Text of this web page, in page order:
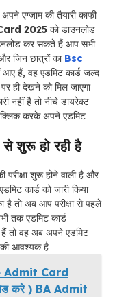
एग्जाम की तैयारी काफी
2025 को डाउनलोड
कर सकते हैं आप सभी
जिन छात्रों का Bsc
हैं, वह एडमिट कार्ड जल्द
ही देखने को मिल जाएगा
नहीं है तो नीचे डायरेक्ट
क्लिक करके अपने एडमिट
से शुरू हो रही है
शुरू होने वाली है और
कार्ड को जारी किया
है तो अब आप परीक्षा से पहले
तक एडमिट कार्ड
हैं तो वह अब अपने एडमिट
की आवश्यक है
Admit Card
करे ) BA Admit